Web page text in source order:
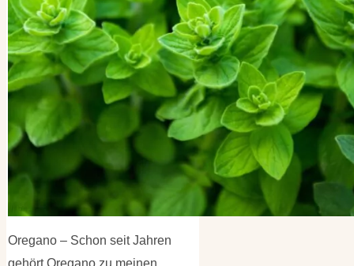
Oregano – Schon seit Jahren
Archiv
Archiv